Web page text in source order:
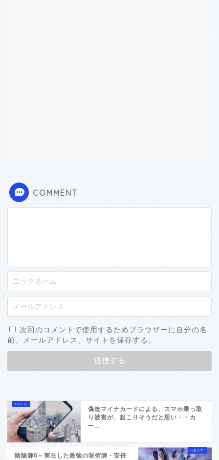
COMMENT
次回のコメントで使用するためブラウザーに自分の名
前、メールアドレス、サイトを保存する。
偽造マイナカードによる、スマホ乗っ取
り被害が、起こりそうだと思い・・カ
ー...
陰陽師0～実在した最強の呪術師・安倍